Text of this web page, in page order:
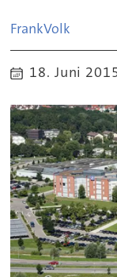
FrankVolk
18. Juni